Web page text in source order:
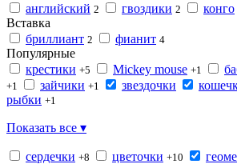
английский 2 гвоздики 2 конго
Вставка
бриллиант 2 фианит 4
Популярные
крестики +5 Mickey mouse +1
+1 зайчики +1 звездочки
рыбки +1
Показать все ▾
сердечки +8 цветочки +10